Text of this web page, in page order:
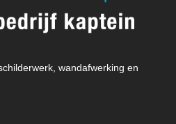
wandafwerking en